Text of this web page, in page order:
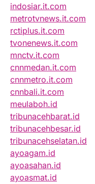
indosiar.it.com
metrotvnews.it.com
rctiplus.it.com
tvonenews.it.com
mnctv.it.com
cnnmedan.it.com
cnnmetro.it.com
cnnbali.it.com
meulaboh.id
tribunacehbarat.id
tribunacehbesar.id
tribunacehselatan.id
ayoagam.id
ayoasahan.id
ayoasmat.id